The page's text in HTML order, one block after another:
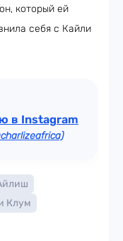
который ей
себя с Кайли
в Instagram
Клум